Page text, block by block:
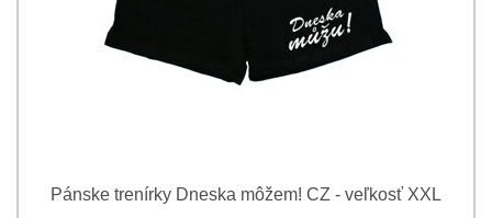
Pánske trenírky Dneska môžem! CZ - veľkosť XXL